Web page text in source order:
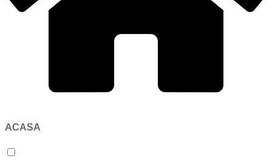
ACASA